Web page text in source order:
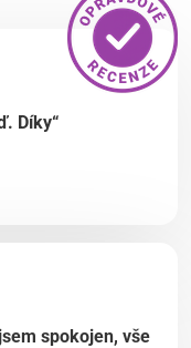
Díky“
spokojen, vše